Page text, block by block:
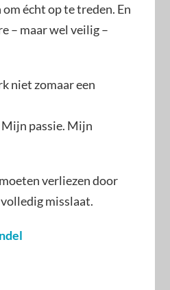
écht op te treden. En
– maar wel veilig –
niet zomaar een
passie. Mijn
verliezen door
misslaat.